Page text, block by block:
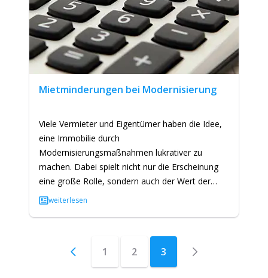
Mietminderungen bei Modernisierung
Viele Vermieter und Eigentümer haben die Idee,
eine Immobilie durch
Modernisierungsmaßnahmen lukrativer zu
machen. Dabei spielt nicht nur die Erscheinung
eine große Rolle, sondern auch der Wert der
Immobilie. Modernisierungsmaßnahmen lassen
weiterlesen
1 2 3